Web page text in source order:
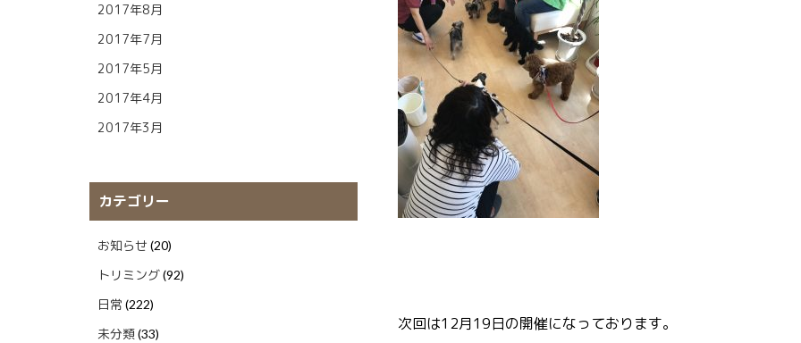
次回は12月19日の開催になっております。
2017年8月
2017年7月
2017年5月
2017年4月
2017年3月
カテゴリー
お知らせ (20)
トリミング(92)
日常 (222)
未分類(33)